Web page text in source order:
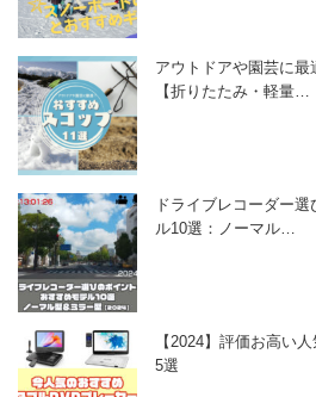
アウトドアや園芸に
【折りたたみ・軽量…
ドライブレコーダー
ル10選：ノーマル…
【2024】評価お高い
5選